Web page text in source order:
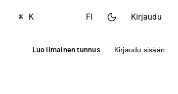
⌘ K FI Kirjaudu
Luo ilmainen tunnus Kirjaudu sisään